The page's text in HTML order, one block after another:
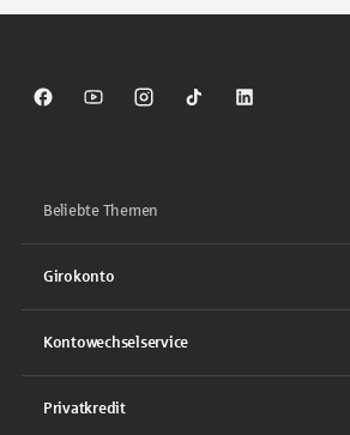
Sparkasse auf Facebook
Sparkasse auf Youtube
Sparkasse auf Instagram
Sparkasse auf TikTok
Sparkasse auf
Beliebte Themen
Girokonto
Kontowechselservice
Privatkredit